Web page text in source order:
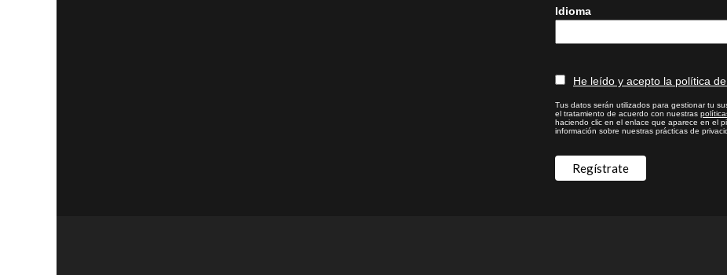
Idioma
He leído y acepto la política
Tus datos serán utilizados para gestionar tu
el tratamiento de acuerdo con nuestras
haciendo clic en el enlace que aparece en el
información sobre nuestras prácticas de